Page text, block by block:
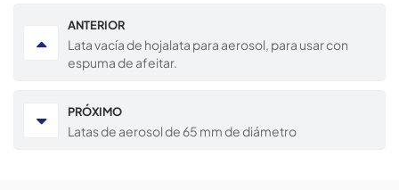
ANTERIOR
Lata vacía de hojalata para aerosol, para usar con
espuma de afeitar.
PRÓXIMO
Latas de aerosol de 65 mm de diámetro